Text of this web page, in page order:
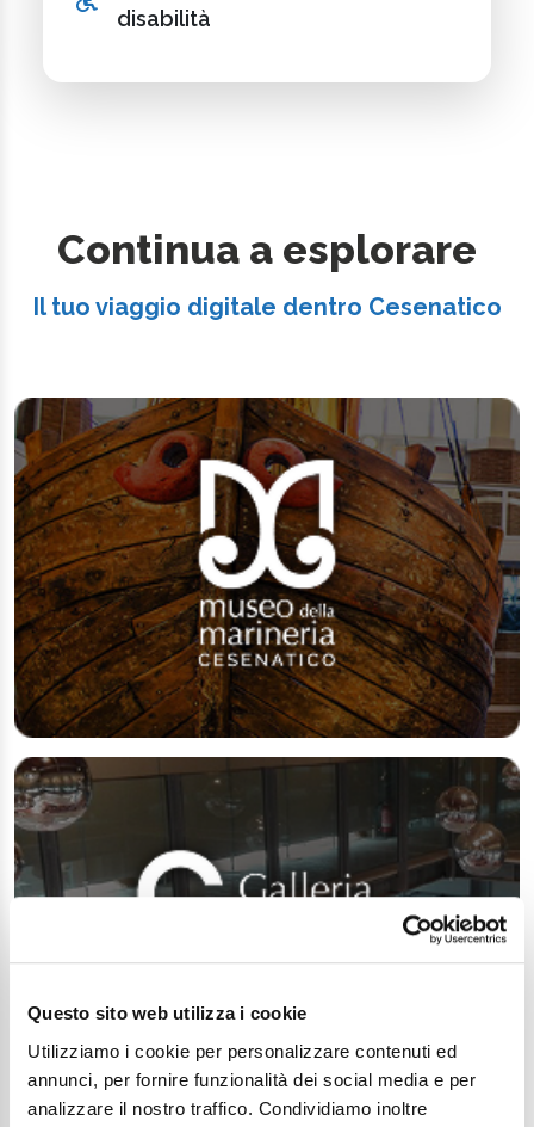
Questo sito web utilizza i cookie
Utilizziamo i cookie per personalizzare contenuti ed
annunci, per fornire funzionalità dei social media e per
analizzare il nostro traffico. Condividiamo inoltre
disabilità
Continua a esplorare
Il tuo viaggio digitale dentro Cesenatico